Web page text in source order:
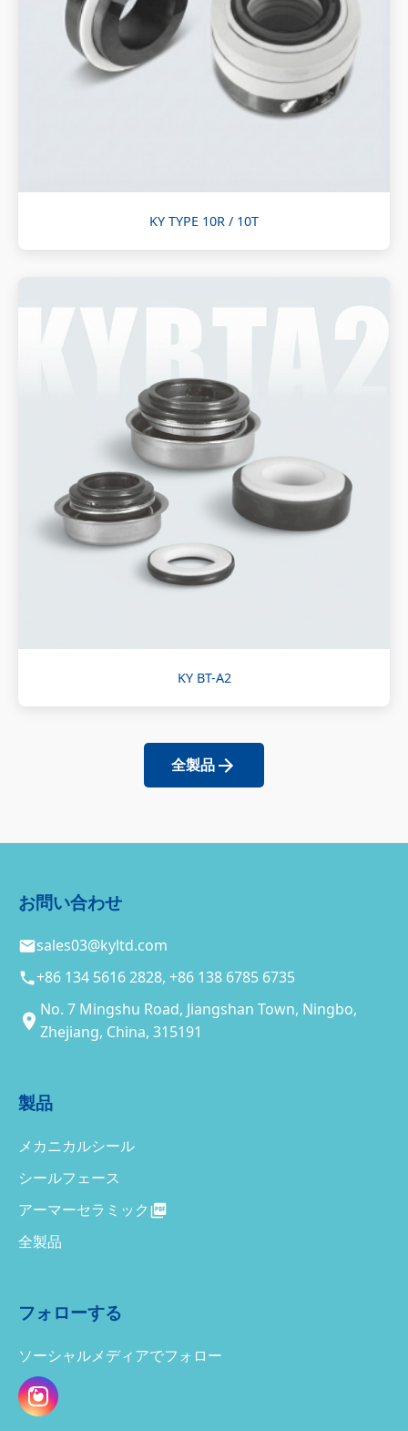
KY TYPE 10R / 10T
KY BT-A2
全製品
お問い合わせ
sales03@kyltd.com
+86 134 5616 2828, +86 138 6785 6735
No. 7 Mingshu Road, Jiangshan Town, Ningbo,
Zhejiang, China, 315191
製品
メカニカルシール
シールフェース
アーマーセラミック
全製品
フォローする
ソーシャルメディアでフォロー